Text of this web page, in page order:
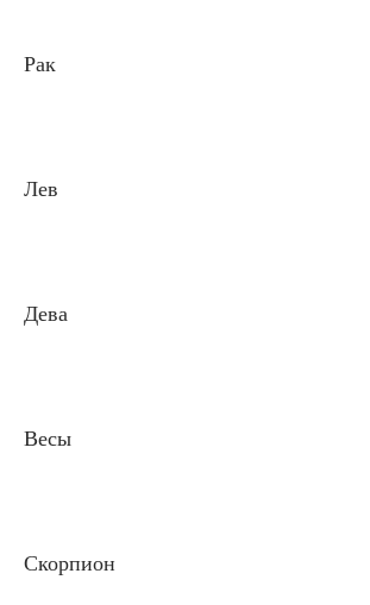
Рак
Лев
Дева
Весы
Скорпион